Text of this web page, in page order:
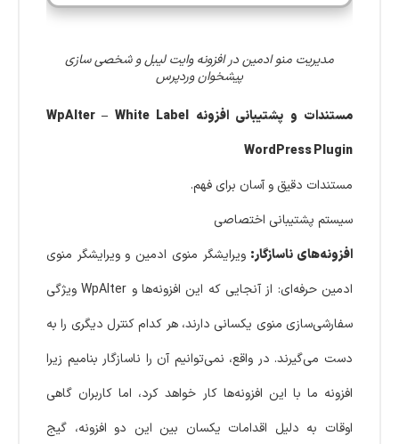
مدیریت منو ادمین در افزونه وایت ‌لیبل و شخصی ‌سازی
پیشخوان وردپرس
مستندات و پشتیبانی افزونه WpAlter – White Label
WordPress Plugin
مستندات دقیق و آسان برای فهم.
سیستم پشتیبانی اختصاصی
افزونه‌های ناسازگار: ویرایشگر منوی ادمین و ویرایشگر منوی
ادمین حرفه‌ای: از آنجایی که این افزونه‌ها و WpAlter ویژگی
سفارشی‌سازی منوی یکسانی دارند، هر کدام کنترل دیگری را به
دست می‌گیرند. در واقع، نمی‌توانیم آن را ناسازگار بنامیم زیرا
افزونه ما با این افزونه‌ها کار خواهد کرد، اما کاربران گاهی
اوقات به دلیل اقدامات یکسان بین این دو افزونه، گیج